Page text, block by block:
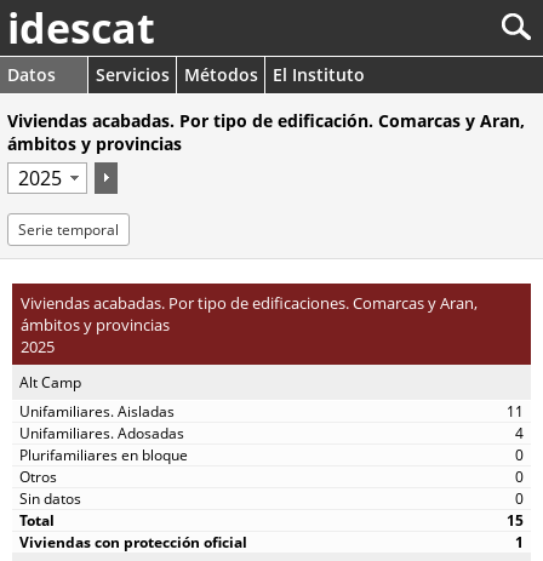
idescat
Datos Servicios Métodos
El Instituto
Viviendas acabadas. Por tipo de edificación. Comarcas y Aran,
ámbitos y provincias
Serie temporal
Viviendas acabadas. Por tipo de edificaciones. Comarcas y Aran,
ámbitos y provincias
2025
Alt Camp
11
4
0
0
0
15
1